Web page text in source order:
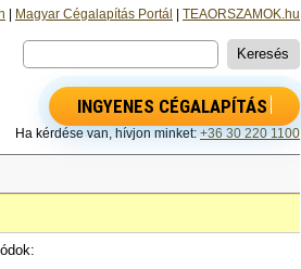
Magyar Cégalapítás Portál TEAORSZAMOK.hu
INGYENES CÉGALAPÍTÁS
Ha kérdése van, hívjon minket: +36 30 220 1100